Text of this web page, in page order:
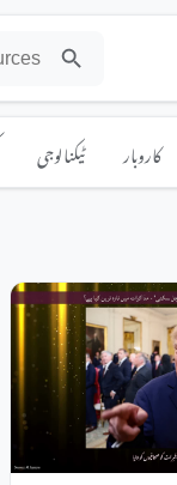
کاروبار ٹیکنالوجی